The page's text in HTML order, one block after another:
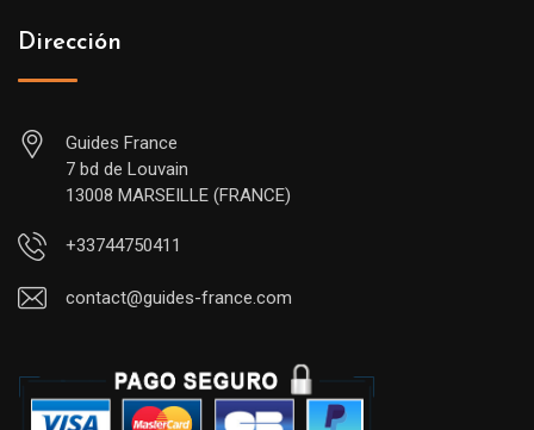
Dirección
Guides France
7 bd de Louvain
13008 MARSEILLE (FRANCE)
+33744750411
contact@guides-france.com